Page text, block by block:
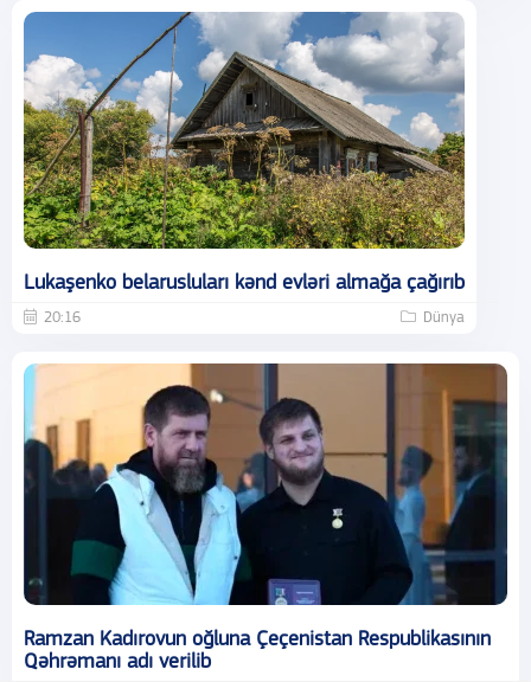
Lukaşenko belarusluları kənd evləri almağa çağırıb
20:16 Dünya
Ramzan Kadırovun oğluna Çeçenistan Respublikasının
Qəhrəmanı adı verilib